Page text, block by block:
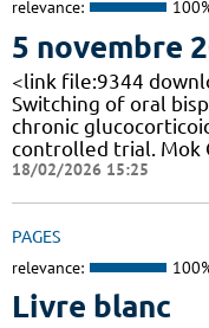
relevance:
5 novembre
<link file:9344
Switching of oral
chronic
controlled trial. Mok
18/02/2026 15:25
PAGES
relevance:
Livre blanc